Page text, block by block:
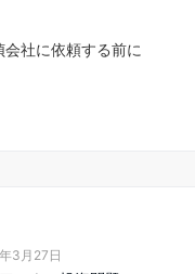
社に依頼する前に
3月27日